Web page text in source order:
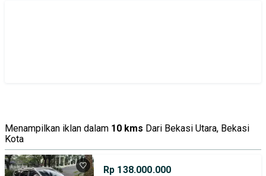
Menampilkan iklan dalam 10 kms Dari Bekasi Utara, Bekasi
Kota
Rp 138.000.000